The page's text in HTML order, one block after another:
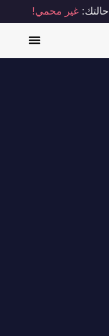
حالتك:غير محمي!